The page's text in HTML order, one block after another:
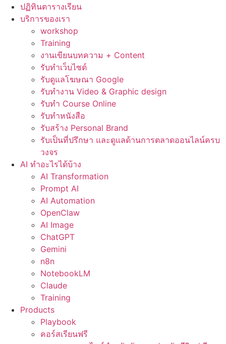
ปฏิทินตารางเรียน
บริการของเรา
workshop
Training
งานเขียนบทความ + Content
รับทำเว็บไซต์
รับดูแลโฆษณา Google
รับทำงาน Video & Graphic design
รับทำ Course Online
รับทำหนังสือ
รับสร้าง Personal Brand
รับเป็นที่ปรึกษา และดูแลด้านการตลาดออนไลน์ครบ
วงจร
AI ทำอะไรได้บ้าง
AI Transformation
Prompt AI
AI Automation
OpenClaw
AI Image
ChatGPT
Gemini
n8n
NotebookLM
Claude
Training
Products
Playbook
คอร์สเรียนฟรี